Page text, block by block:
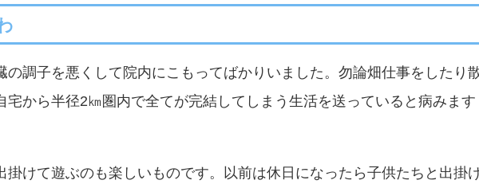
の調子を悪くして院内にこもってばかりいました。勿論畑仕事をしたり
宅から半径2㎞圏内で全てが完結してしまう生活を送っていると病みます
掛けて遊ぶのも楽しいものです。以前は休日になったら子供たちと出掛